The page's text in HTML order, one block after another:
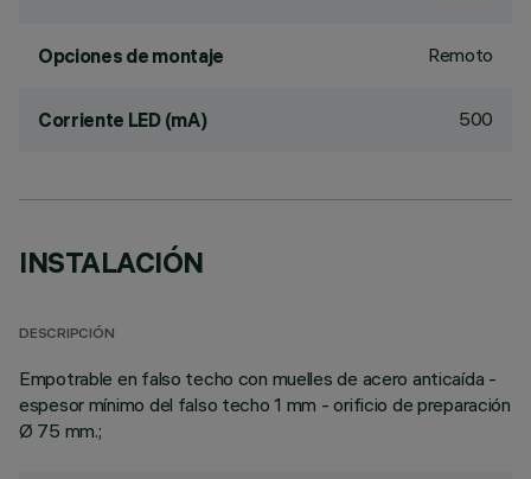
Opciones de montaje Remoto
Corriente LED (mA) 500
INSTALACIÓN
DESCRIPCIÓN
Empotrable en falso techo con muelles de acero anticaída -
espesor mínimo del falso techo 1 mm - orificio de preparación
Ø 75 mm.;